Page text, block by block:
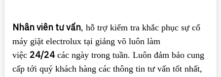
Nhân viên tư vấn, hỗ trợ kiểm tra khắc phục sự cố
máy giặt electrolux tại giảng võ luôn làm
việc 24/24các ngày trong tuần. Luôn đảm bảo cung
cấp tới quý khách hàng các thông tin tư vấn tốt nhất,